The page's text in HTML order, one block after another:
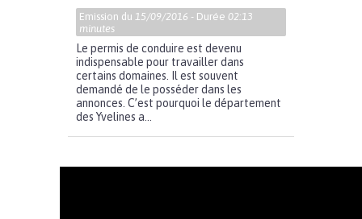
Emission du 15/09/2016 - Durée 02:13
minutes
Le permis de conduire est devenu
indispensable pour travailler dans
certains domaines. Il est souvent
demandé de le posséder dans les
annonces. C’est pourquoi le département
des Yvelines a...